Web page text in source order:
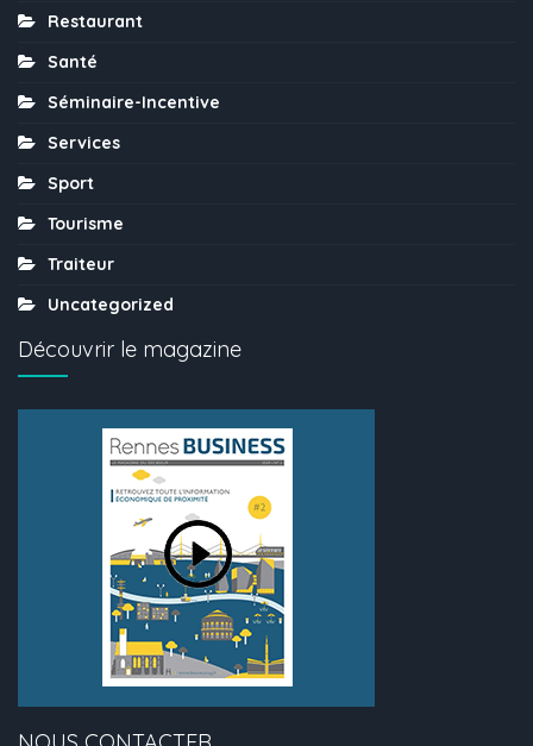
Restaurant
Santé
Séminaire-Incentive
Services
Sport
Tourisme
Traiteur
Uncategorized
Découvrir le magazine